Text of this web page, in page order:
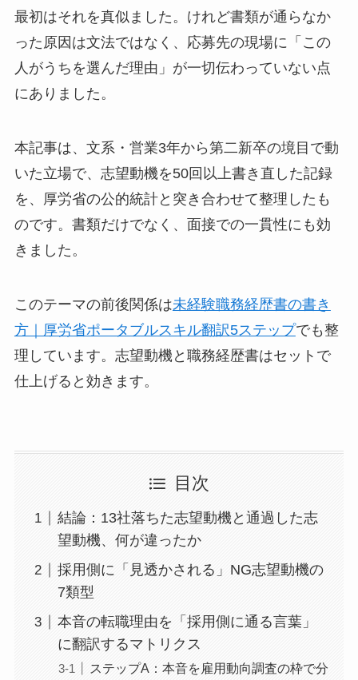
最初はそれを真似ました。けれど書類が通らなか
った原因は文法ではなく、応募先の現場に「この
人がうちを選んだ理由」が一切伝わっていない点
にありました。
本記事は、文系・営業3年から第二新卒の境目で動
いた立場で、志望動機を50回以上書き直した記録
を、厚労省の公的統計と突き合わせて整理したも
のです。書類だけでなく、面接での一貫性にも効
きました。
このテーマの前後関係は未経験職務経歴書の書き
方｜厚労省ポータブルスキル翻訳5ステップでも整
理しています。志望動機と職務経歴書はセットで
仕上げると効きます。
目次
結論：13社落ちた志望動機と通過した志
望動機、何が違ったか
採用側に「見透かされる」NG志望動機の
7類型
本音の転職理由を「採用側に通る言葉」
に翻訳するマトリクス
ステップA：本音を雇用動向調査の枠で分